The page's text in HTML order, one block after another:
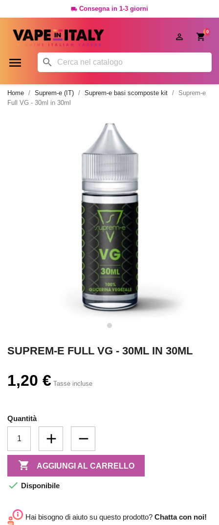
 Consegna in 1-3 giorni
0

 
Home Suprem-e (IT) Suprem-e basi scomposte kit
Suprem-e
Full VG - 30ml in 30ml
SUPREM-E FULL VG - 30ML IN 30ML
1,20 € Tasse incluse
Quantità
 AGGIUNGI AL CARRELLO
 Disponibile
Hai bisogno di aiuto su questo prodotto? Chatta con noi!